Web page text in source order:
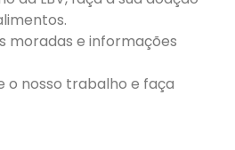
moradas e informações
o nosso trabalho e faça